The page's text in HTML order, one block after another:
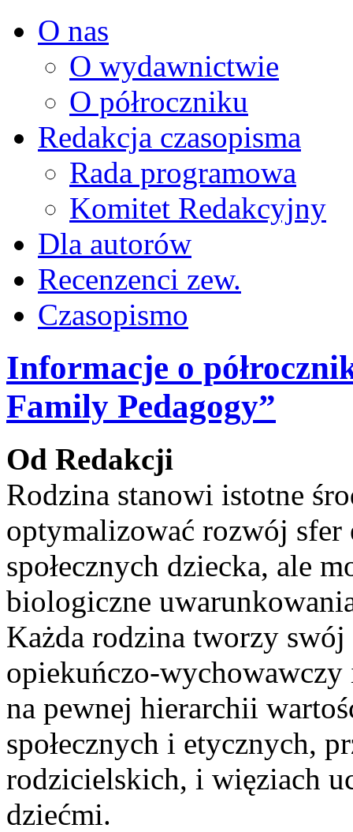
O nas
O wydawnictwie
O półroczniku
Redakcja czasopisma
Rada programowa
Komitet Redakcyjny
Dla autorów
Recenzenci zew.
Czasopismo
Informacje o
Family Pedagogy”
Od Redakcji
Rodzina stanowi istotne
optymalizować rozwój
społecznych dziecka, ale
biologiczne
Każda rodzina tworzy swój
opiekuńczo-
na pewnej hierarchii
społecznych i etycznych,
rodzicielskich, i więziach
dziećmi.